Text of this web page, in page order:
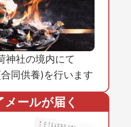
神社の境内にて
同供養)を行います
メールが届く